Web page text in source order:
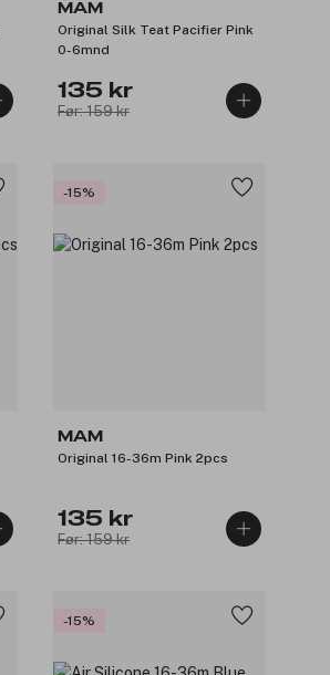
MAM
Original Silk Teat Pacifier Pink
0-6mnd
135 kr
Før: 159 kr
-15%
MAM
Original 16-36m Pink 2pcs
135 kr
Før: 159 kr
-15%